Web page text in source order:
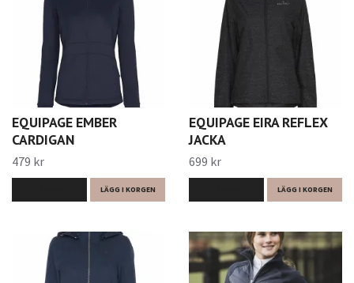
EQUIPAGE EMBER
CARDIGAN
479 kr
LÄGG I KORGEN
EQUIPAGE EIRA REFLEX
JACKA
699 kr
LÄGG I KORGEN